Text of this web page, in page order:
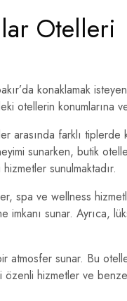
Otelleri
konaklamak
otellerin konumlarına
arasında farklı
sunarken, butik
sunulmaktadır.
spa ve wellness
imkanı sunar. Ayrıca,
atmosfer sunar. Bu
hizmetler ve